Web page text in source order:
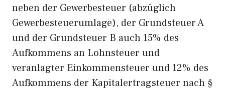
neben der Gewerbesteuer (abzüglich
Gewerbesteuerumlage), der Grundsteuer A
und der Grundsteuer B auch 15% des
Aufkommens an Lohnsteuer und
veranlagter Einkommensteuer und 12% des
Aufkommens der Kapitalertragsteuer nach §